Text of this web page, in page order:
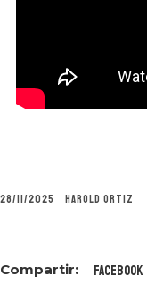
28/11/2025 HAROLD ORTIZ
Facebook